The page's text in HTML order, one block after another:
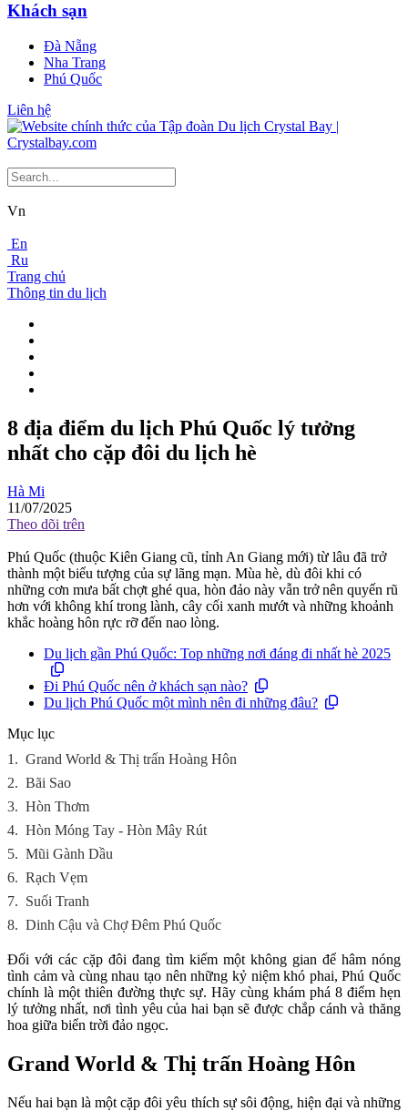
Khách sạn
Đà Nẵng
Nha Trang
Phú Quốc
Liên hệ
Vn
En
Ru
Trang chủ
Thông tin du lịch
8 địa điểm du lịch Phú Quốc lý tưởng
nhất cho cặp đôi du lịch hè
Hà Mi
11/07/2025
Theo dõi trên
Phú Quốc (thuộc Kiên Giang cũ, tỉnh An Giang mới) từ lâu đã trở
thành một biểu tượng của sự lãng mạn. Mùa hè, dù đôi khi có
những cơn mưa bất chợt ghé qua, hòn đảo này vẫn trở nên quyến rũ
hơn với không khí trong lành, cây cối xanh mướt và những khoảnh
khắc hoàng hôn rực rỡ đến nao lòng.
Du lịch gần Phú Quốc: Top những nơi đáng đi nhất hè 2025
Đi Phú Quốc nên ở khách sạn nào?
Du lịch Phú Quốc một mình nên đi những đâu?
Mục lục
1. Grand World & Thị trấn Hoàng Hôn
2. Bãi Sao
3. Hòn Thơm
4. Hòn Móng Tay - Hòn Mây Rút
5. Mũi Gành Dầu
6. Rạch Vẹm
7. Suối Tranh
8. Dinh Cậu và Chợ Đêm Phú Quốc
Đối với các cặp đôi đang tìm kiếm một không gian để hâm nóng
tình cảm và cùng nhau tạo nên những kỷ niệm khó phai, Phú Quốc
chính là một thiên đường thực sự. Hãy cùng khám phá 8 điểm hẹn
lý tưởng nhất, nơi tình yêu của hai bạn sẽ được chắp cánh và thăng
hoa giữa biển trời đảo ngọc.
Grand World & Thị trấn Hoàng Hôn
Nếu hai bạn là một cặp đôi yêu thích sự sôi động, hiện đại và những